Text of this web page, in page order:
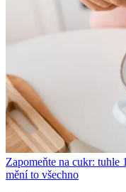
Zapomeňte na cukr: tuhle
mění to všechno